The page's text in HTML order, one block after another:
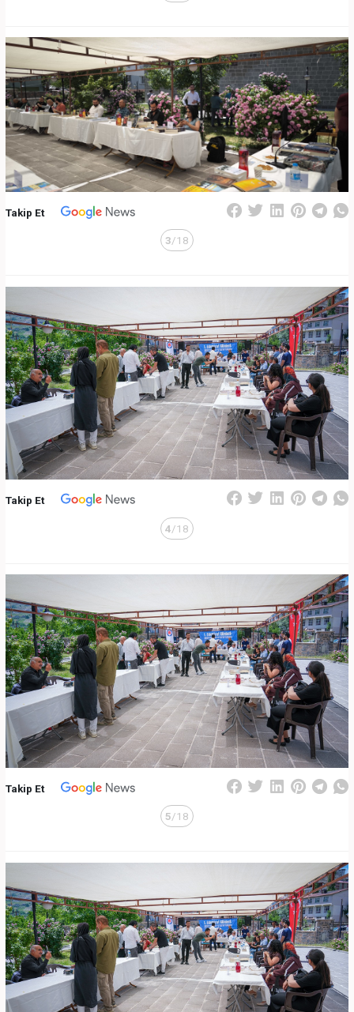
Takip Et
3/18
Takip Et
4/18
Takip Et
5/18